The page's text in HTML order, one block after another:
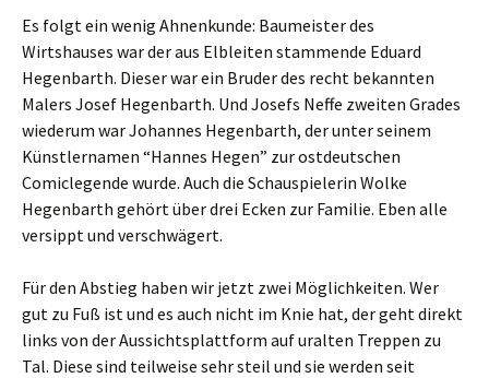
Es folgt ein wenig Ahnenkunde: Baumeister des
Wirtshauses war der aus Elbleiten stammende Eduard
Hegenbarth. Dieser war ein Bruder des recht bekannten
Malers Josef Hegenbarth. Und Josefs Neffe zweiten Grades
wiederum war Johannes Hegenbarth, der unter seinem
Künstlernamen “Hannes Hegen” zur ostdeutschen
Comiclegende wurde. Auch die Schauspielerin Wolke
Hegenbarth gehört über drei Ecken zur Familie. Eben alle
versippt und verschwägert.
Für den Abstieg haben wir jetzt zwei Möglichkeiten. Wer
gut zu Fuß ist und es auch nicht im Knie hat, der geht direkt
links von der Aussichtsplattform auf uralten Treppen zu
Tal. Diese sind teilweise sehr steil und sie werden seit